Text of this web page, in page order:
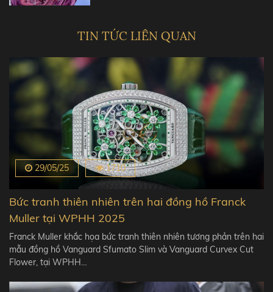
TIN TỨC LIÊN QUAN
29/05/25 1710
Bức tranh thiên nhiên trên hai đồng hồ Franck
Muller tại WPHH 2025
Franck Muller khắc họa bức tranh thiên nhiên tương phản trên hai
mẫu đồng hồ Vanguard Sfumato Slim và Vanguard Curvex Cut
Flower, tại WPHH…